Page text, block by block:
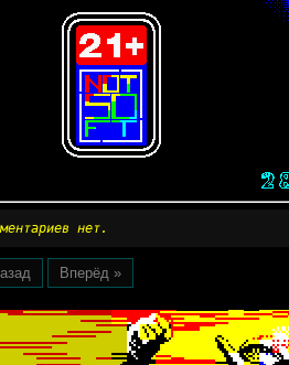
нет.
Вперёд »